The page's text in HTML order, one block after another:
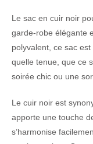
Le sac en cuir noir
garde-robe élégante
polyvalent, ce sac
quelle tenue, que ce
soirée chic ou une
Le cuir noir est
apporte une touche
s’harmonise